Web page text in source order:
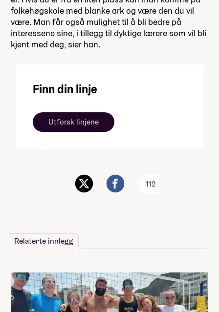
folkehøgskole med blanke ark og være den du vil
være. Man får også mulighet til å bli bedre på
interessene sine, i tillegg til dyktige lærere som vil bli
kjent med deg, sier han.
Finn din linje
Utforsk linjene
112
Relaterte innlegg